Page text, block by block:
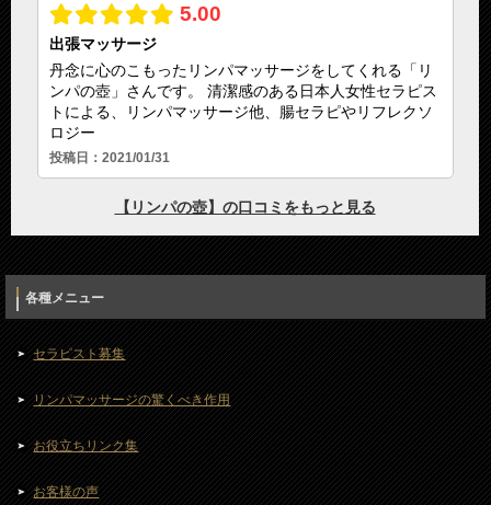
各種メニュー
セラピスト募集
リンパマッサージの驚くべき作用
お役立ちリンク集
お客様の声